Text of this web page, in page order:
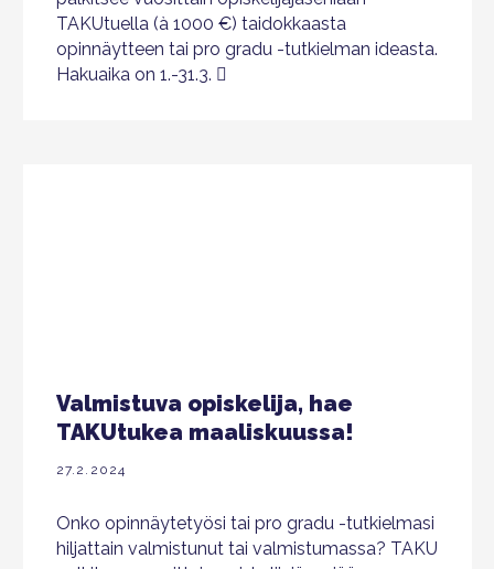
TAKUtuella (à 1000 €) taidokkaasta
opinnäytteen tai pro gradu -tutkielman ideasta.
Hakuaika on 1.-31.3.
Valmistuva opiskelija, hae
TAKUtukea maaliskuussa!
27.2.2024
Onko opinnäytetyösi tai pro gradu -tutkielmasi
hiljattain valmistunut tai valmistumassa? TAKU